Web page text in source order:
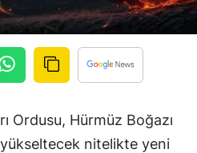
Ordusu, Hürmüz Boğazı
nitelikte yeni